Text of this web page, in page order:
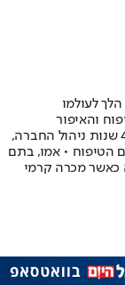
לעולמו
והאיפור
המפורסמים בעולם, נפטר בגיל 92 • במשך כמעט 40 שנות ניהול החברה,
הטיפוח • אמו, בתם
כאשר מכרה קרמי